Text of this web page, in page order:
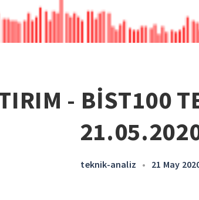
- BİST100
teknik-analiz • 21 May